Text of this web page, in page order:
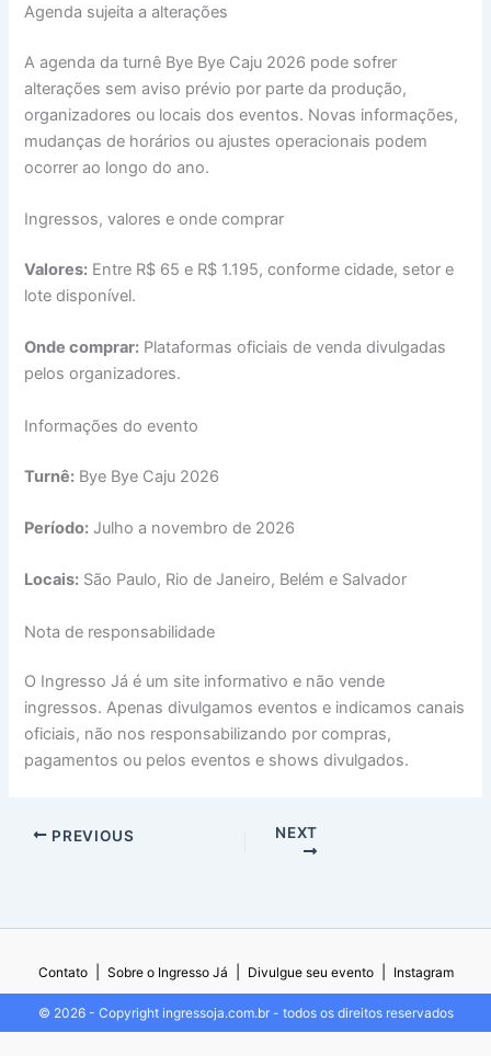
Agenda sujeita a alterações
A agenda da turnê Bye Bye Caju 2026 pode sofrer
alterações sem aviso prévio por parte da produção,
organizadores ou locais dos eventos. Novas informações,
mudanças de horários ou ajustes operacionais podem
ocorrer ao longo do ano.
Ingressos, valores e onde comprar
Valores: Entre R$ 65 e R$ 1.195, conforme cidade, setor e
lote disponível.
Onde comprar: Plataformas oficiais de venda divulgadas
pelos organizadores.
Informações do evento
Turnê: Bye Bye Caju 2026
Período: Julho a novembro de 2026
Locais: São Paulo, Rio de Janeiro, Belém e Salvador
Nota de responsabilidade
O Ingresso Já é um site informativo e não vende
ingressos. Apenas divulgamos eventos e indicamos canais
oficiais, não nos responsabilizando por compras,
pagamentos ou pelos eventos e shows divulgados.
PREVIOUS NEXT
Contato Sobre o Ingresso Já Divulgue seu evento Instagram
© 2026 - Copyright ingressoja.com.br - todos os direitos reservados